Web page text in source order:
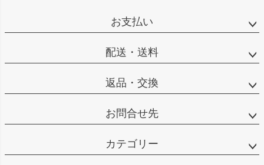
お支払い
配送・送料
返品・交換
お問合せ先
カテゴリー